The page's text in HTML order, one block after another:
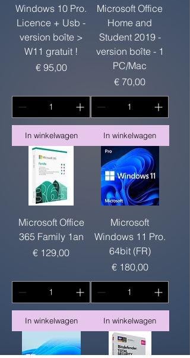
Windows 10 Pro.
Licence + Usb -
version boîte >
W11 gratuit !
Prijs
€ 95,00
In winkelwagen
Microsoft Office
Home and
Student 2019 -
version boîte - 1
PC/Mac
Prijs
€ 70,00
In winkelwagen
Microsoft Office
365 Family 1an
Prijs
€ 129,00
In winkelwagen
Microsoft
Windows 11 Pro.
64bit (FR)
Prijs
€ 180,00
In winkelwagen